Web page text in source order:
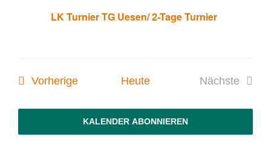
LK Turnier TG Uesen/ 2-Tage Turnier
VorherigeVeranstaltungen
Heute
Nächste
KALENDER ABONNIEREN